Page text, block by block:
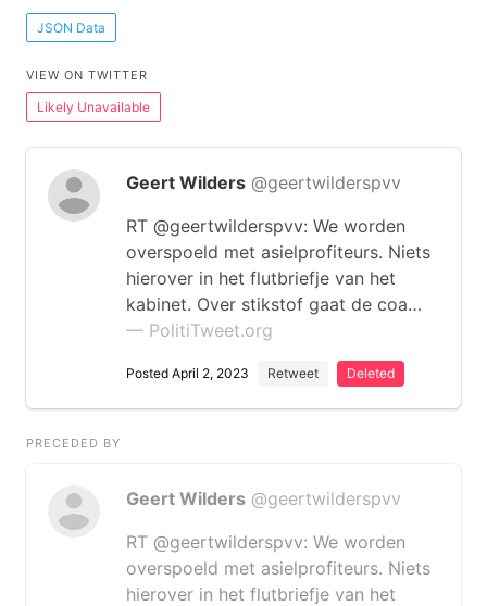
JSON Data
VIEW ON TWITTER
Likely Unavailable
Geert Wilders @geertwilderspvv
RT @geertwilderspvv: We worden
overspoeld met asielprofiteurs. Niets
hierover in het flutbriefje van het
kabinet. Over stikstof gaat de coa…
— PolitiTweet.org
Posted April 2, 2023 Retweet Deleted
PRECEDED BY
Geert Wilders @geertwilderspvv
RT @geertwilderspvv: We worden
overspoeld met asielprofiteurs. Niets
hierover in het flutbriefje van het